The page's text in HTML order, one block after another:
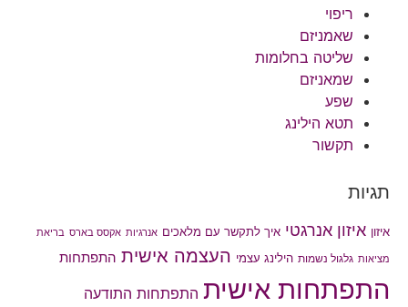
ריפוי
שאמניזם
שליטה בחלומות
שמאניזם
שפע
תטא הילינג
תקשור
תגיות
איזון איזון אנרגטי איך לתקשר עם מלאכים אנרגיות אקסס בארס בריאת
מציאות גלגול נשמות הילינג עצמי העצמה אישית התפתחות
התפתחות אישית התפתחות התודעה